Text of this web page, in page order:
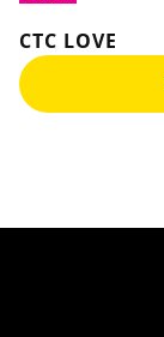
СТС LOVE